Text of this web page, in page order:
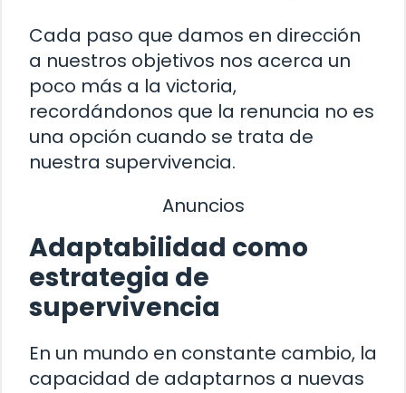
Cada paso que damos en dirección
a nuestros objetivos nos acerca un
poco más a la victoria,
recordándonos que la renuncia no es
una opción cuando se trata de
nuestra supervivencia.
Anuncios
Adaptabilidad como
estrategia de
supervivencia
En un mundo en constante cambio, la
capacidad de adaptarnos a nuevas